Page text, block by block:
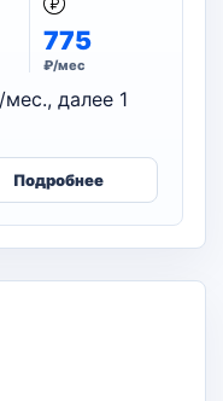
775
₽/мес
далее 1
Подробнее